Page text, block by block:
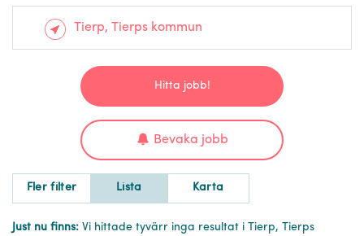
Hitta jobb!
Bevaka jobb
Fler filter Lista Karta
Just nu finns: Vi hittade tyvärr inga resultat i Tierp, Tierps